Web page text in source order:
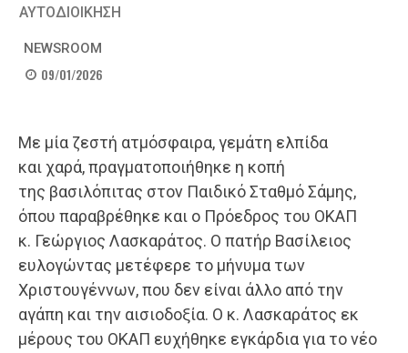
ΑΥΤΟΔΙΟΙΚΗΣΗ
NEWSROOM
09/01/2026
Με μία ζεστή ατμόσφαιρα, γεμάτη ελπίδα
και χαρά, πραγματοποιήθηκε η κοπή
της βασιλόπιτας στον Παιδικό Σταθμό Σάμης,
όπου παραβρέθηκε και ο Πρόεδρος του ΟΚΑΠ
κ. Γεώργιος Λασκαράτος. Ο πατήρ Βασίλειος
ευλογώντας μετέφερε το μήνυμα των
Χριστουγέννων, που δεν είναι άλλο από την
αγάπη και την αισιοδοξία. Ο κ. Λασκαράτος εκ
μέρους του ΟΚΑΠ ευχήθηκε εγκάρδια για το νέο